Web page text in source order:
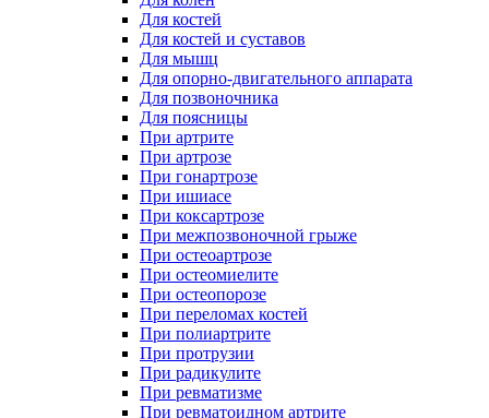
Для костей
Для костей и суставов
Для мышц
Для опорно-двигательного аппарата
Для позвоночника
Для поясницы
При артрите
При артрозе
При гонартрозе
При ишиасе
При коксартрозе
При межпозвоночной грыже
При остеоартрозе
При остеомиелите
При остеопорозе
При переломах костей
При полиартрите
При протрузии
При радикулите
При ревматизме
При ревматоидном артрите